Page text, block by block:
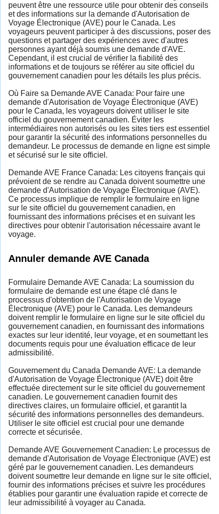
peuvent être une ressource utile pour obtenir des conseils
et des informations sur la demande d'Autorisation de
Voyage Électronique (AVE) pour le Canada. Les
voyageurs peuvent participer à des discussions, poser des
questions et partager des expériences avec d'autres
personnes ayant déjà soumis une demande d'AVE.
Cependant, il est crucial de vérifier la fiabilité des
informations et de toujours se référer au site officiel du
gouvernement canadien pour les détails les plus précis.
Où Faire sa Demande AVE Canada: Pour faire une
demande d'Autorisation de Voyage Électronique (AVE)
pour le Canada, les voyageurs doivent utiliser le site
officiel du gouvernement canadien. Éviter les
intermédiaires non autorisés ou les sites tiers est essentiel
pour garantir la sécurité des informations personnelles du
demandeur. Le processus de demande en ligne est simple
et sécurisé sur le site officiel.
Demande AVE France Canada: Les citoyens français qui
prévoient de se rendre au Canada doivent soumettre une
demande d'Autorisation de Voyage Électronique (AVE).
Ce processus implique de remplir le formulaire en ligne
sur le site officiel du gouvernement canadien, en
fournissant des informations précises et en suivant les
directives pour obtenir l'autorisation nécessaire avant le
voyage.
Annuler demande AVE Canada
Formulaire Demande AVE Canada: La soumission du
formulaire de demande est une étape clé dans le
processus d'obtention de l'Autorisation de Voyage
Électronique (AVE) pour le Canada. Les demandeurs
doivent remplir le formulaire en ligne sur le site officiel du
gouvernement canadien, en fournissant des informations
exactes sur leur identité, leur voyage, et en soumettant les
documents requis pour une évaluation efficace de leur
admissibilité.
Gouvernement du Canada Demande AVE: La demande
d'Autorisation de Voyage Électronique (AVE) doit être
effectuée directement sur le site officiel du gouvernement
canadien. Le gouvernement canadien fournit des
directives claires, un formulaire officiel, et garantit la
sécurité des informations personnelles des demandeurs.
Utiliser le site officiel est crucial pour une demande
correcte et sécurisée.
Demande AVE Gouvernement Canadien: Le processus de
demande d'Autorisation de Voyage Électronique (AVE) est
géré par le gouvernement canadien. Les demandeurs
doivent soumettre leur demande en ligne sur le site officiel,
fournir des informations précises et suivre les procédures
établies pour garantir une évaluation rapide et correcte de
leur admissibilité à voyager au Canada.